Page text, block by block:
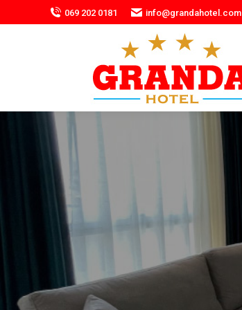
069 202 0181 info@grandahotel.com